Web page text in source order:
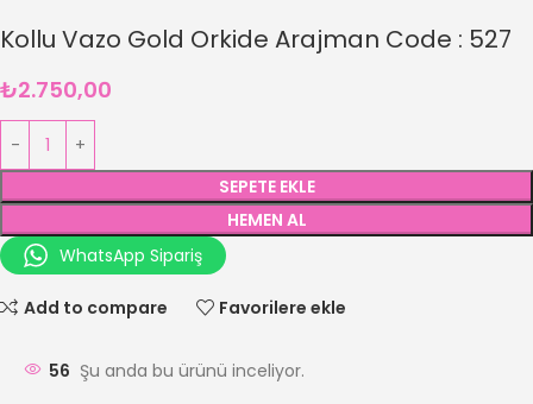
Kollu Vazo Gold Orkide Arajman Code : 527
₺2.750,00
SEPETE EKLE
HEMEN AL
WhatsApp Sipariş
Add to compare Favorilere ekle
56 Şu anda bu ürünü inceliyor.